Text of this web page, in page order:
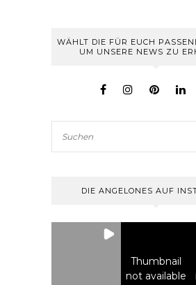
WÄHLT DIE FÜR EUCH
UM UNSERE NEWS ZU
DIE ANGELONES AUF
Thumbnail
not available